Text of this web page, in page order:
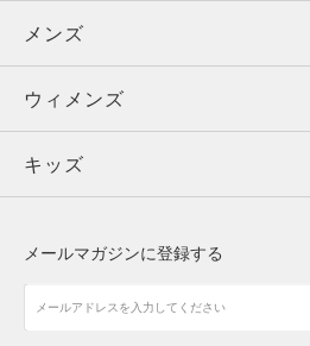
メンズ
ウィメンズ
キッズ
アクセサリー
メンズ
トップス
ボトムス
アクセサリー
ウィメンズ
トップス
シューズ
キッズ
メールマガジンに登録する